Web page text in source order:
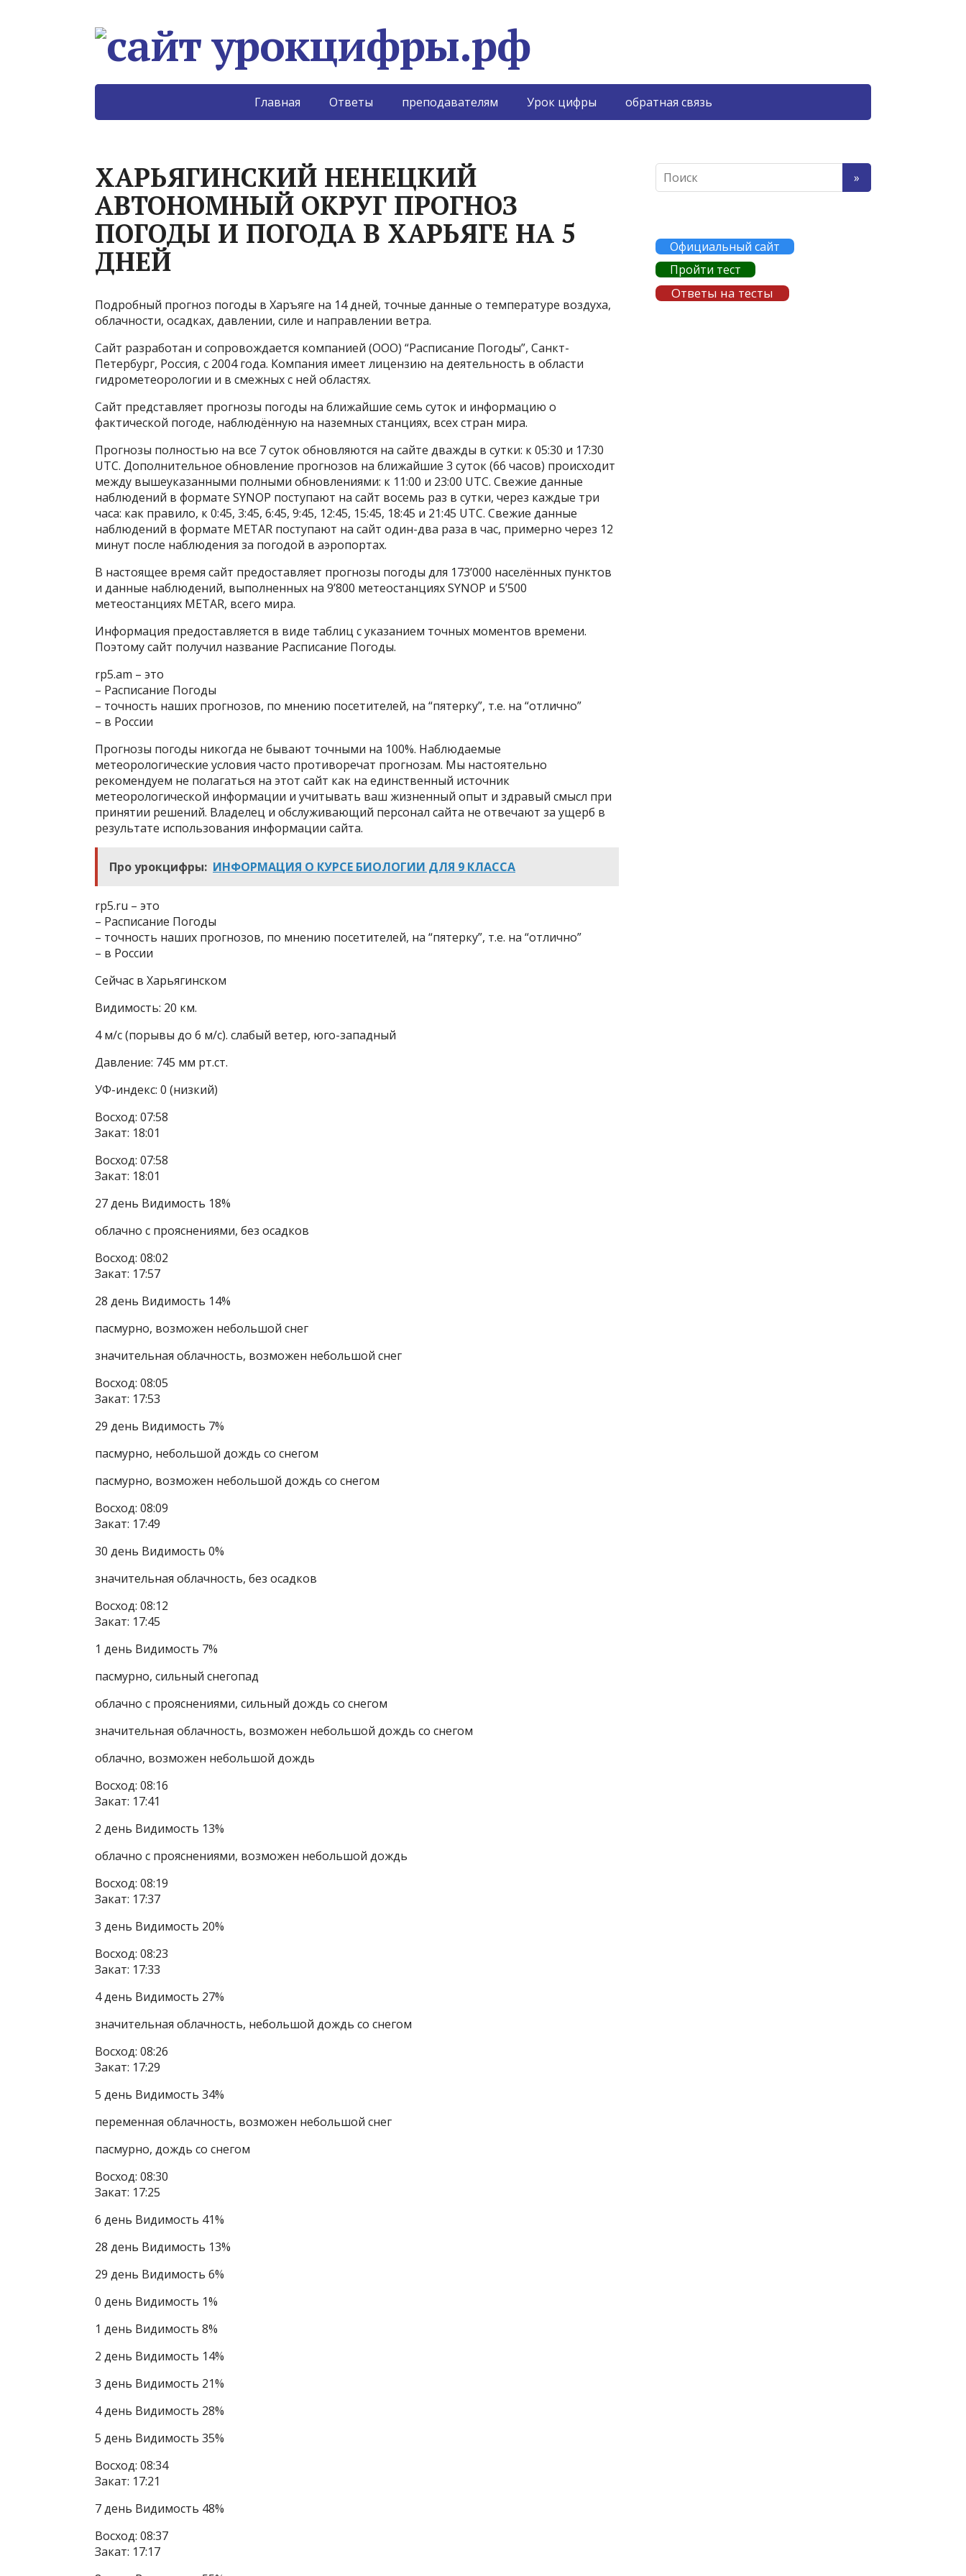
Главная Ответы преподавателям Урок цифры обратная связь
ХАРЬЯГИНСКИЙ НЕНЕЦКИЙ
АВТОНОМНЫЙ ОКРУГ ПРОГНОЗ
ПОГОДЫ И ПОГОДА В ХАРЬЯГЕ НА 5
ДНЕЙ
Подробный прогноз погоды в Харъяге на 14 дней, точные данные о температуре воздуха,
облачности, осадках, давлении, силе и направлении ветра.
Сайт разработан и сопровождается компанией (ООО) “Расписание Погоды”, Санкт-
Петербург, Россия, с 2004 года. Компания имеет лицензию на деятельность в области
гидрометеорологии и в смежных с ней областях.
Сайт представляет прогнозы погоды на ближайшие семь суток и информацию о
фактической погоде, наблюдённую на наземных станциях, всех стран мира.
Прогнозы полностью на все 7 суток обновляются на сайте дважды в сутки: к 05:30 и 17:30
UTC. Дополнительное обновление прогнозов на ближайшие 3 суток (66 часов) происходит
между вышеуказанными полными обновлениями: к 11:00 и 23:00 UTC. Свежие данные
наблюдений в формате SYNOP поступают на сайт восемь раз в сутки, через каждые три
часа: как правило, к 0:45, 3:45, 6:45, 9:45, 12:45, 15:45, 18:45 и 21:45 UTC. Свежие данные
наблюдений в формате METAR поступают на сайт один-два раза в час, примерно через 12
минут после наблюдения за погодой в аэропортах.
В настоящее время сайт предоставляет прогнозы погоды для 173’000 населённых пунктов
и данные наблюдений, выполненных на 9’800 метеостанциях SYNOP и 5’500
метеостанциях METAR, всего мира.
Информация предоставляется в виде таблиц с указанием точных моментов времени.
Поэтому сайт получил название Расписание Погоды.
rp5.am – это
– Расписание Погоды
– точность наших прогнозов, по мнению посетителей, на “пятерку”, т.е. на “отлично”
– в России
Прогнозы погоды никогда не бывают точными на 100%. Наблюдаемые
метеорологические условия часто противоречат прогнозам. Мы настоятельно
рекомендуем не полагаться на этот сайт как на единственный источник
метеорологической информации и учитывать ваш жизненный опыт и здравый смысл при
принятии решений. Владелец и обслуживающий персонал сайта не отвечают за ущерб в
результате использования информации сайта.
Про урокцифры: ИНФОРМАЦИЯ О КУРСЕ БИОЛОГИИ ДЛЯ 9 КЛАССА
rp5.ru – это
– Расписание Погоды
– точность наших прогнозов, по мнению посетителей, на “пятерку”, т.е. на “отлично”
– в России
Сейчас в Харьягинском
Видимость: 20 км.
4 м/с (порывы до 6 м/с). слабый ветер, юго-западный
Давление: 745 мм рт.ст.
УФ-индекс: 0 (низкий)
Восход: 07:58
Закат: 18:01
Восход: 07:58
Закат: 18:01
27 день Видимость 18%
облачно с прояснениями, без осадков
Восход: 08:02
Закат: 17:57
28 день Видимость 14%
пасмурно, возможен небольшой снег
значительная облачность, возможен небольшой снег
Восход: 08:05
Закат: 17:53
29 день Видимость 7%
пасмурно, небольшой дождь со снегом
пасмурно, возможен небольшой дождь со снегом
Восход: 08:09
Закат: 17:49
30 день Видимость 0%
значительная облачность, без осадков
Восход: 08:12
Закат: 17:45
1 день Видимость 7%
пасмурно, сильный снегопад
облачно с прояснениями, сильный дождь со снегом
значительная облачность, возможен небольшой дождь со снегом
облачно, возможен небольшой дождь
Восход: 08:16
Закат: 17:41
2 день Видимость 13%
облачно с прояснениями, возможен небольшой дождь
Восход: 08:19
Закат: 17:37
3 день Видимость 20%
Восход: 08:23
Закат: 17:33
4 день Видимость 27%
значительная облачность, небольшой дождь со снегом
Восход: 08:26
Закат: 17:29
5 день Видимость 34%
переменная облачность, возможен небольшой снег
пасмурно, дождь со снегом
Восход: 08:30
Закат: 17:25
6 день Видимость 41%
28 день Видимость 13%
29 день Видимость 6%
0 день Видимость 1%
1 день Видимость 8%
2 день Видимость 14%
3 день Видимость 21%
4 день Видимость 28%
5 день Видимость 35%
Восход: 08:34
Закат: 17:21
7 день Видимость 48%
Восход: 08:37
Закат: 17:17
Официальный сайт
Пройти тест
Ответы на тесты